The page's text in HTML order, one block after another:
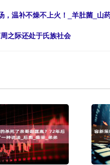
，温补不燥不上火！_羊肚菌_山
之际还处于氏族社会